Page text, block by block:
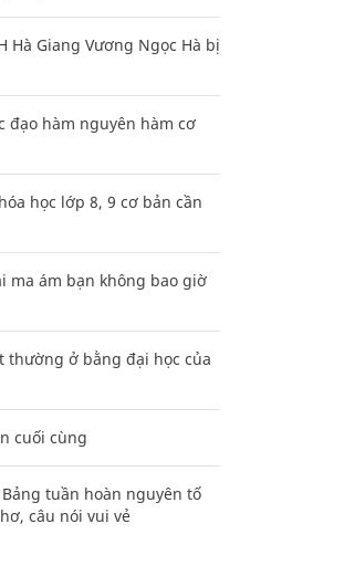
Hà Giang Vương Ngọc Hà bị
đạo hàm nguyên hàm cơ
học lớp 8, 9 cơ bản cần
ma ám bạn không bao giờ
thường ở bằng đại học của
cuối cùng
tuần hoàn nguyên tố
câu nói vui vẻ